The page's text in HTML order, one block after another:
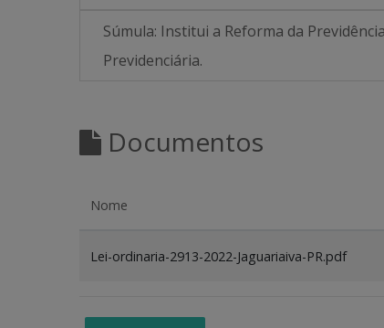
Súmula: Institui a Reforma da
Previdenciária.
Documentos
Nome
Lei-ordinaria-2913-2022-Jaguariaiva-PR.pdf